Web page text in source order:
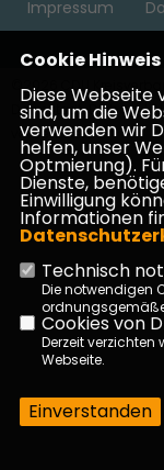
Impressum
©2026 CDU
Darmstadt-Dieburg |
vorbehalten.
Cookie Hinweis
Diese Webseite
sind, um die
verwenden wir
helfen, unser
Optmierung).
Dienste,
Einwilligung
Informationen
Technisch
Die notwendigen
Cookies von
Derzeit
Webseite.
Einverstanden